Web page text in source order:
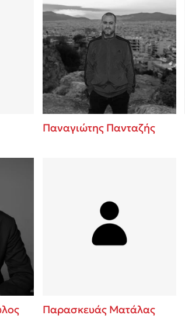
Παναγιώτης Πανταζής
Παρασκευάς Ματάλας